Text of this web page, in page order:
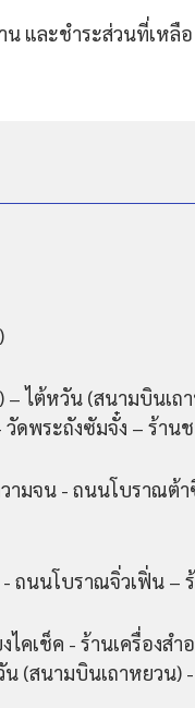
และชำระส่วนที่เหลื
ไต้หวัน (สนามบินเถ
ดพระถังซัมจั๋ง – ร้าน
ามจน - ถนนโบราณต้
ถนนโบราณจิ่วเฟิ่น –
คเช็ค - ร้านเครื่องสำ
วัน (สนามบินเถาหยว